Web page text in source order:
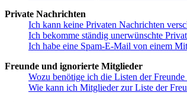
Private Nachrichten
Ich kann keine Privaten Nachrichten
Ich bekomme ständig unerwünschte
Ich habe eine Spam-E-Mail von einem
Freunde und ignorierte Mitglieder
Wozu benötige ich die Listen der
Wie kann ich Mitglieder zur Liste der